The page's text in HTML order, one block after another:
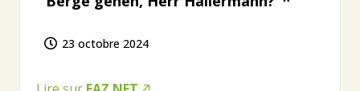
23 octobre 2024